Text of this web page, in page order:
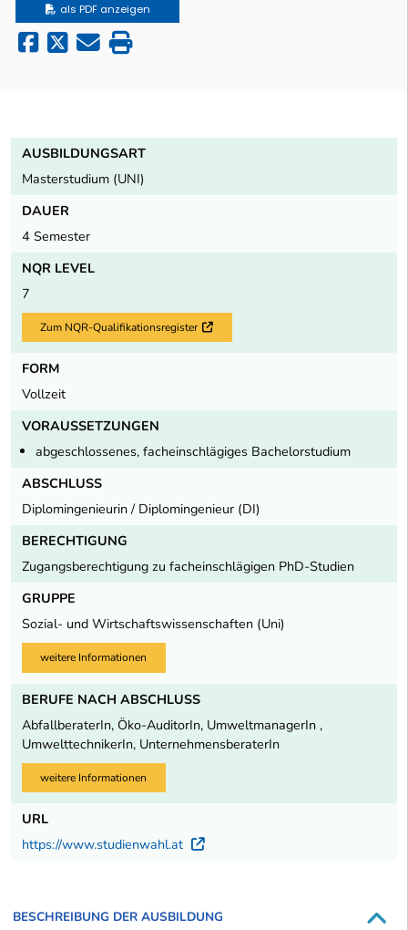
als PDF anzeigen
AUSBILDUNGSART
Masterstudium (UNI)
DAUER
4 Semester
NQR LEVEL
7
Zum NQR-Qualifikationsregister Externer Link
FORM
Vollzeit
VORAUSSETZUNGEN
abgeschlossenes, facheinschlägiges Bachelorstudium
ABSCHLUSS
Diplomingenieurin / Diplomingenieur (DI)
BERECHTIGUNG
Zugangsberechtigung zu facheinschlägigen PhD-Studien
GRUPPE
Sozial- und Wirtschaftswissenschaften (Uni)
weitere Informationen
BERUFE NACH ABSCHLUSS
AbfallberaterIn, Öko-AuditorIn, UmweltmanagerIn ,
UmwelttechnikerIn, UnternehmensberaterIn
weitere Informationen
URL
https://www.studienwahl.at
Externer Link
BESCHREIBUNG DER AUSBILDUNG